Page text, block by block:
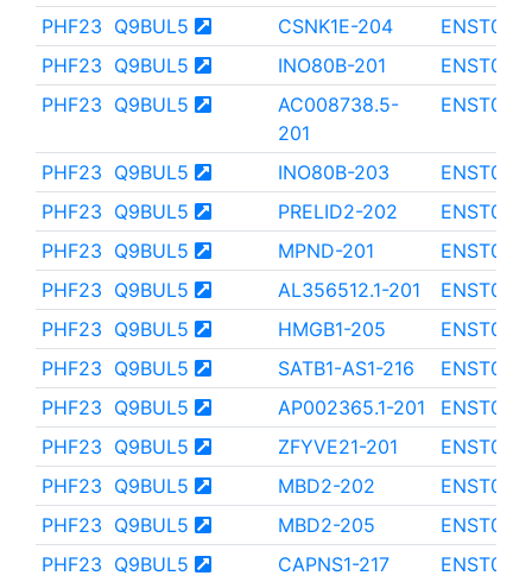
PHF23 Q9BUL5 CSNK1E-204
PHF23 Q9BUL5 INO80B-201
PHF23 Q9BUL5
AC008738.5-
201
PHF23 Q9BUL5 INO80B-203
PHF23 Q9BUL5 PRELID2-202
PHF23 Q9BUL5 MPND-201
PHF23 Q9BUL5 AL356512.1-201
PHF23 Q9BUL5 HMGB1-205
PHF23 Q9BUL5 SATB1-AS1-216
PHF23 Q9BUL5 AP002365.1-201
PHF23 Q9BUL5 ZFYVE21-201
PHF23 Q9BUL5 MBD2-202
PHF23 Q9BUL5 MBD2-205
PHF23 Q9BUL5 CAPNS1-217